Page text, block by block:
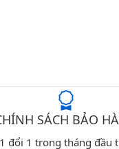
SÁCH BẢO
đổi 1 trong tháng đầu